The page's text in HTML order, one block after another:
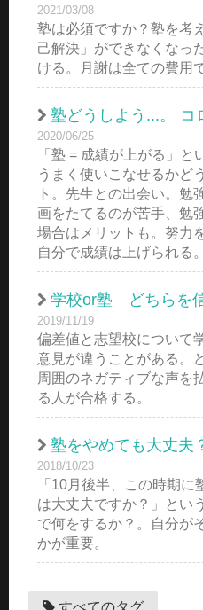
2021/03/08
塾は必須ですか？塾を考
己解決」ができなくなっ
ける。月謝は全ての費用
塾どうしよう...。 コ
2020/06/25
「塾 = 成績が上がる」
うまく使いこなせるかど
ト。先生との出会い。勉
画をたてるのが苦手、勉
場合はメリットも。努力
自分で成績は上げられる。
学校or塾 どちらを
2019/11/19
偏差値と志望校について
意見が違うことがある。
周囲のネガティブな声を
る人が合格する。
塾をやめても大丈夫
2018/10/23
「10月後半、この時期
は大丈夫ですか？」とい
で何をするか？。自分が
かが重要。
すべてのタグ